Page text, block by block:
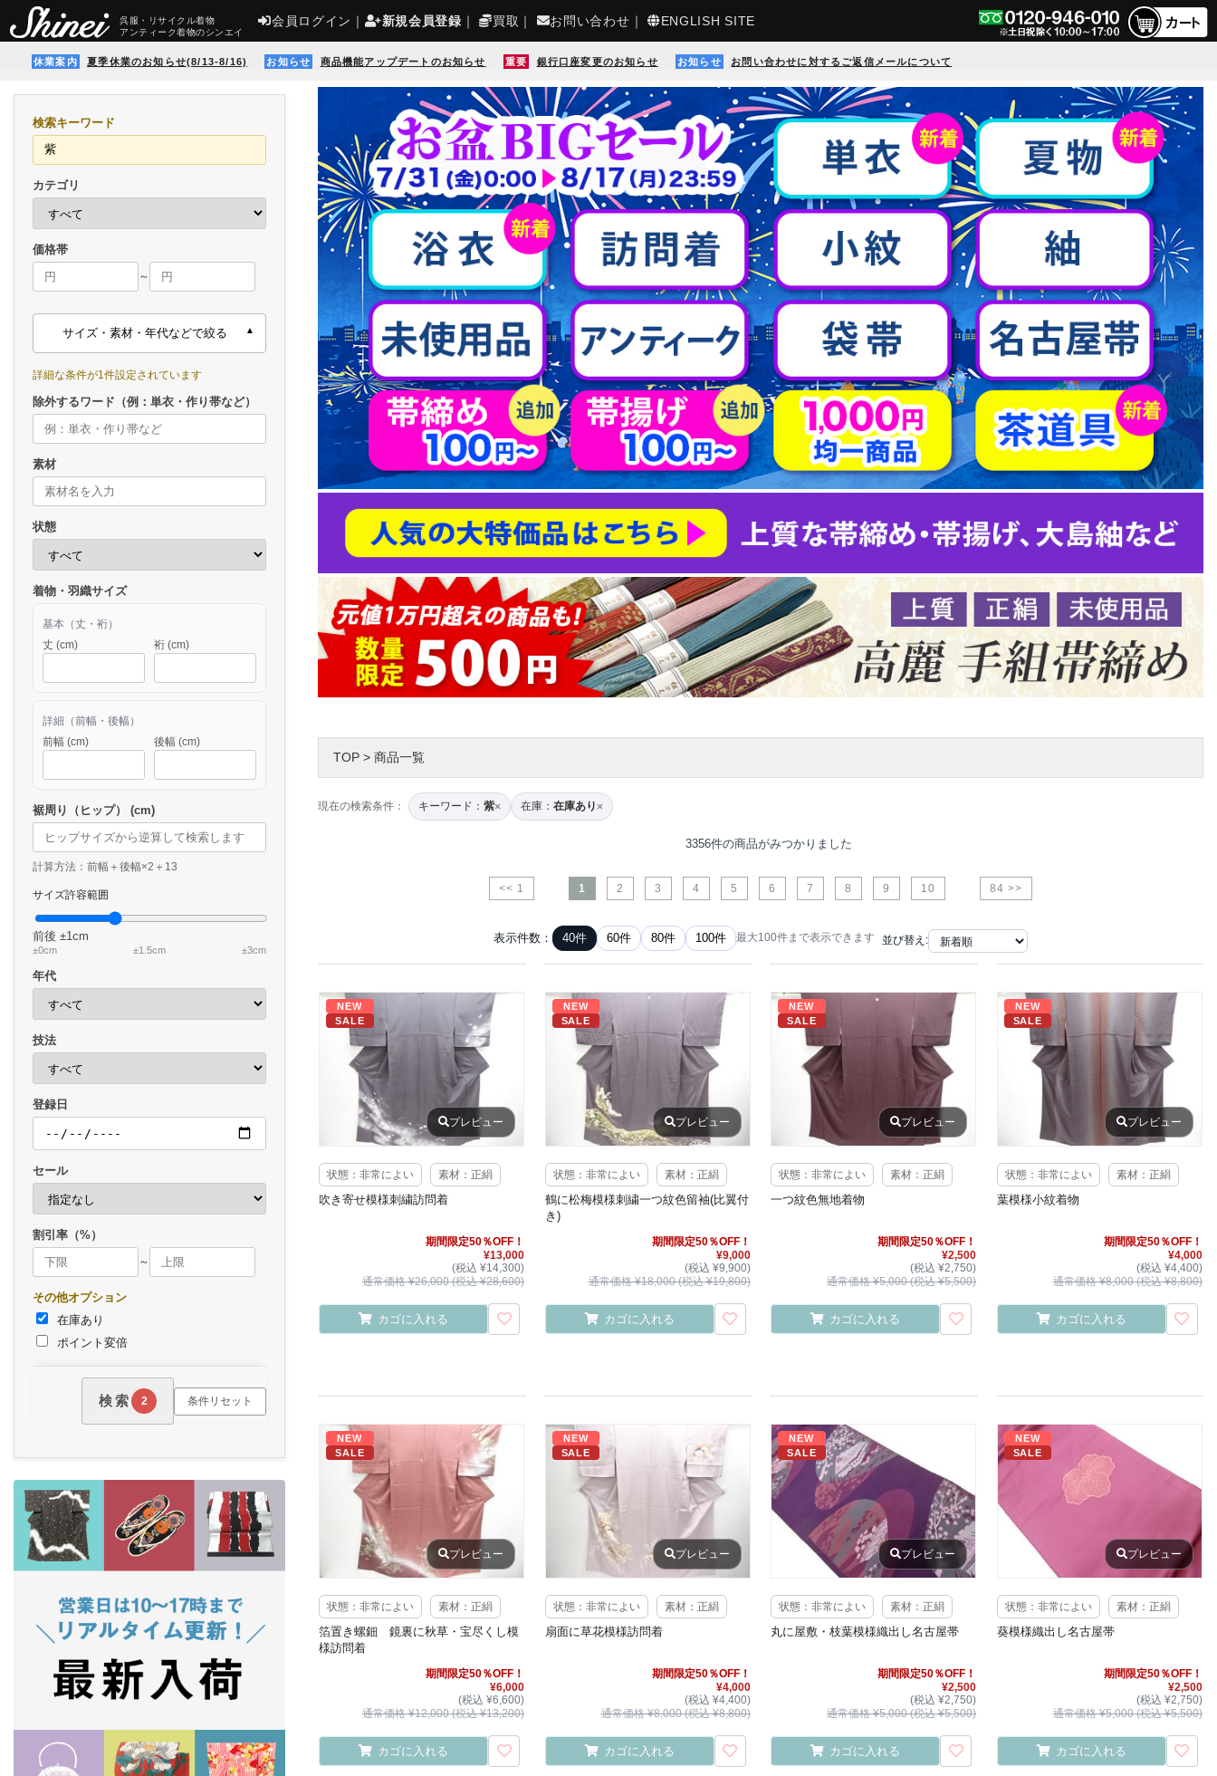
呉服・リサイクル着物
アンティーク着物のシンエイ
会員ログイン ｜ 新規会員登録 ｜ 買取 ｜ お問い合わせ ｜ ENGLISH SITE
休業案内 夏季休業のお知らせ(8/13-8/16) お知らせ 商品機能アップデートのお知らせ 重要 銀行口座変更のお知らせ お知らせ お問い合わせに対するご返信メールについて
検索キーワード
カテゴリ
価格帯
～
サイズ・素材・年代などで絞る
詳細な条件が1件設定されています
除外するワード（例：単衣・作り帯など）
素材
状態
着物・羽織サイズ
基本（丈・裄）
丈 (cm)
裄 (cm)
詳細（前幅・後幅）
前幅 (cm)
後幅 (cm)
裾周り（ヒップ） (cm)
計算方法：前幅＋後幅×2＋13
サイズ許容範囲
前後 ±1cm
±0cm ±1.5cm ±3cm
年代
技法
登録日
セール
割引率（%）
～
その他オプション
在庫あり
ポイント変倍
検索 2 条件リセット
TOP > 商品一覧
現在の検索条件： キーワード： 紫× 在庫： 在庫あり×
3356件の商品がみつかりました
<< 1 1 2 3 4 5 6 7 8 9 10 84 >>
表示件数： 40件 60件 80件 100件 最大100件まで表示できます 並び替え:
NEW
SALE
プレビュー
状態：非常によい 素材：正絹
吹き寄せ模様刺繍訪問着
期間限定50％OFF！
¥13,000
(税込 ¥14,300)
通常価格 ¥26,000 (税込 ¥28,600)
カゴに入れる
NEW
SALE
プレビュー
状態：非常によい 素材：正絹
鶴に松梅模様刺繍一つ紋色留袖(比翼付
き)
期間限定50％OFF！
¥9,000
(税込 ¥9,900)
通常価格 ¥18,000 (税込 ¥19,800)
カゴに入れる
NEW
SALE
プレビュー
状態：非常によい 素材：正絹
一つ紋色無地着物
期間限定50％OFF！
¥2,500
(税込 ¥2,750)
通常価格 ¥5,000 (税込 ¥5,500)
カゴに入れる
NEW
SALE
プレビュー
状態：非常によい 素材：正絹
葉模様小紋着物
期間限定50％OFF！
¥4,000
(税込 ¥4,400)
通常価格 ¥8,000 (税込 ¥8,800)
カゴに入れる
NEW
SALE
プレビュー
状態：非常によい 素材：正絹
箔置き螺鈿 鏡裏に秋草・宝尽くし模
様訪問着
期間限定50％OFF！
¥6,000
(税込 ¥6,600)
通常価格 ¥12,000 (税込 ¥13,200)
カゴに入れる
NEW
SALE
プレビュー
状態：非常によい 素材：正絹
扇面に草花模様訪問着
期間限定50％OFF！
¥4,000
(税込 ¥4,400)
通常価格 ¥8,000 (税込 ¥8,800)
カゴに入れる
NEW
SALE
プレビュー
状態：非常によい 素材：正絹
丸に屋敷・枝葉模様織出し名古屋帯
期間限定50％OFF！
¥2,500
(税込 ¥2,750)
通常価格 ¥5,000 (税込 ¥5,500)
カゴに入れる
NEW
SALE
プレビュー
状態：非常によい 素材：正絹
葵模様織出し名古屋帯
期間限定50％OFF！
¥2,500
(税込 ¥2,750)
通常価格 ¥5,000 (税込 ¥5,500)
カゴに入れる